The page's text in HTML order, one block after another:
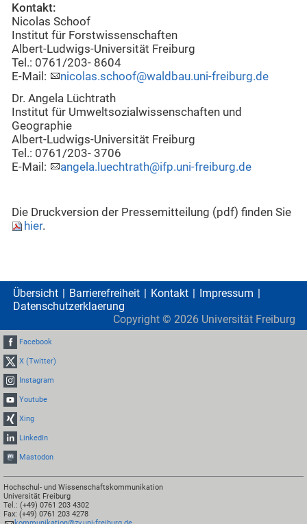
Kontakt:
Nicolas Schoof
Institut für Forstwissenschaften
Albert-Ludwigs-Universität Freiburg
Tel.: 0761/203- 8604
E-Mail:
nicolas.schoof@waldbau.uni-freiburg.de
Dr. Angela Lüchtrath
Institut für Umweltsozialwissenschaften und
Geographie
Albert-Ludwigs-Universität Freiburg
Tel.: 0761/203- 3706
E-Mail:
angela.luechtrath@ifp.uni-freiburg.de
Die Druckversion der Pressemitteilung (pdf) finden Sie
hier.
Übersicht Barrierefreiheit Kontakt
Impressum
Datenschutzerklaerung
Copyright © 2026 Universität Freiburg
Facebook
X (Twitter)
Instagram
Youtube
Xing
LinkedIn
Mastodon
Hochschul- und Wissenschaftskommunikation
Universität Freiburg
Tel.: (+49) 0761 203 4302
Fax: (+49) 0761 203 4278